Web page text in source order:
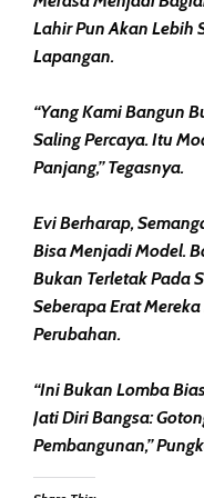
Lahir Pun Akan Lebih
Lapangan.
“Yang Kami Bangun
Saling Percaya. Itu
Panjang,” Tegasnya.
Evi Berharap,
Bisa Menjadi Model.
Bukan Terletak Pada
Seberapa Erat
Perubahan.
“Ini Bukan Lomba
Jati Diri Bangsa:
Pembangunan,”